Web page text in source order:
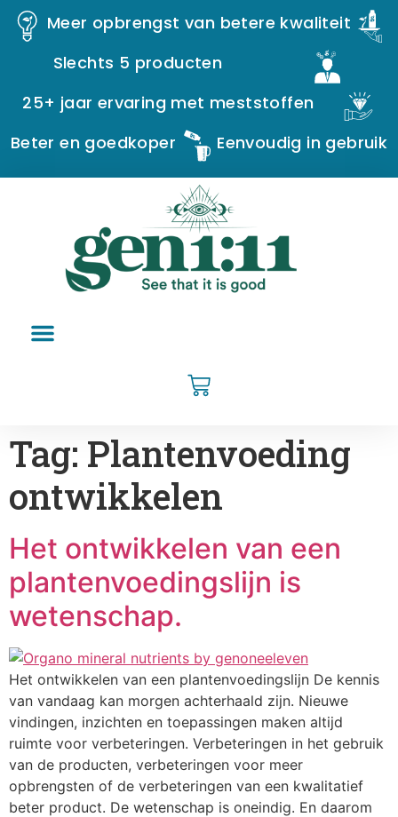
Meer opbrengst van betere kwaliteit
Slechts 5 producten
25+ jaar ervaring met meststoffen
Beter en goedkoper
Eenvoudig in gebruik
Tag: Plantenvoeding
ontwikkelen
Het ontwikkelen van een
plantenvoedingslijn is
wetenschap.
Het ontwikkelen van een plantenvoedingslijn De kennis
van vandaag kan morgen achterhaald zijn. Nieuwe
vindingen, inzichten en toepassingen maken altijd
ruimte voor verbeteringen. Verbeteringen in het gebruik
van de producten, verbeteringen voor meer
opbrengsten of de verbeteringen van een kwalitatief
beter product. De wetenschap is oneindig. En daarom